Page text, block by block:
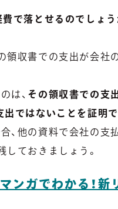
で落とせるのでしょう
領収書での支出が会社
は、 その領収書での支
ではないことを証明
、他の資料で会社の支
しておきましょう。
ンガでわかる！新